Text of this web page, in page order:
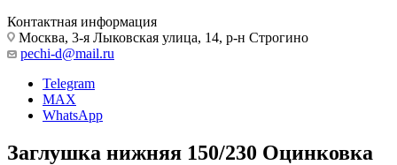
Контактная информация
Москва, 3-я Лыковская улица, 14, р-н Строгино
pechi-d@mail.ru
Telegram
MAX
WhatsApp
Заглушка нижняя 150/230 Оцинковка